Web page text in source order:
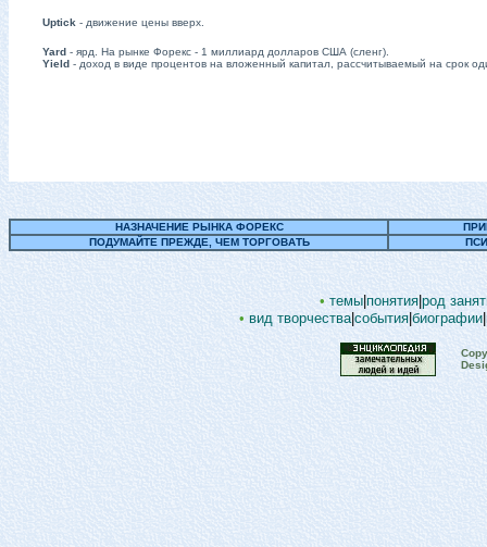
Uptick - движение цены вверх.
Yard - ярд. На рынке Форекс - 1 миллиард долларов США (сленг).
Yield - доход в виде процентов на вложенный капитал, рассчитываемый на срок
НАЗНАЧЕНИЕ РЫНКА ФОРЕКС
ПОДУМАЙТЕ ПРЕЖДЕ, ЧЕМ ТОРГОВАТЬ
• темы понятия род
• вид творчества|события| биографии|